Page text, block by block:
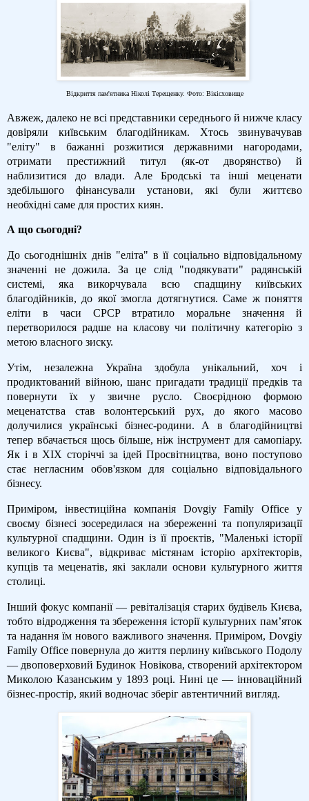
Відкриття пам'ятника Ніколі Терещенку. Фото: Вікісховище
Авжеж, далеко не всі представники середнього й нижче класу
довіряли київським благодійникам. Хтось звинувачував
"еліту" в бажанні розжитися державними нагородами,
отримати престижний титул (як-от дворянство) й
наблизитися до влади. Але Бродські та інші меценати
здебільшого фінансували установи, які були життєво
необхідні саме для простих киян.
А що сьогодні?
До сьогоднішніх днів "еліта" в її соціально відповідальному
значенні не дожила. За це слід "подякувати" радянській
системі, яка викорчувала всю спадщину київських
благодійників, до якої змогла дотягнутися. Саме ж поняття
еліти в часи СРСР втратило моральне значення й
перетворилося радше на класову чи політичну категорію з
метою власного зиску.
Утім, незалежна Україна здобула унікальний, хоч і
продиктований війною, шанс пригадати традиції предків та
повернути їх у звичне русло. Своєрідною формою
меценатства став волонтерський рух, до якого масово
долучилися українські бізнес-родини. А в благодійництві
тепер вбачається щось більше, ніж інструмент для самопіару.
Як і в XIX сторіччі за ідей Просвітництва, воно поступово
стає негласним обов'язком для соціально відповідального
бізнесу.
Приміром, інвестиційна компанія Dovgiy Family Office у
своєму бізнесі зосередилася на збереженні та популяризації
культурної спадщини. Один із її проєктів, "Маленькі історії
великого Києва", відкриває містянам історію архітекторів,
купців та меценатів, які заклали основи культурного життя
столиці.
Інший фокус компанії — ревіталізація старих будівель Києва,
тобто відродження та збереження історії культурних пам’яток
та надання їм нового важливого значення. Приміром, Dovgiy
Family Office повернула до життя перлину київського Подолу
— двоповерховий Будинок Новікова, створений архітектором
Миколою Казанським у 1893 році. Нині це — інноваційний
бізнес-простір, який водночас зберіг автентичний вигляд.